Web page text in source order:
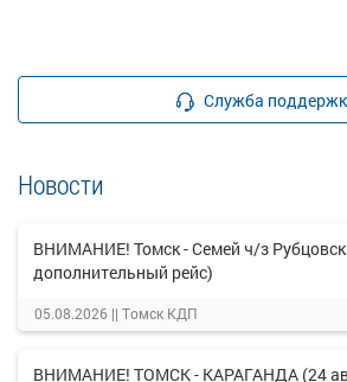
Служба
Новости
ВНИМАНИЕ! Томск - Семей ч/з Рубцовск
дополнительный рейс)
05.08.2026 || Томск КДП
ВНИМАНИЕ! ТОМСК - КАРАГАНДА (24